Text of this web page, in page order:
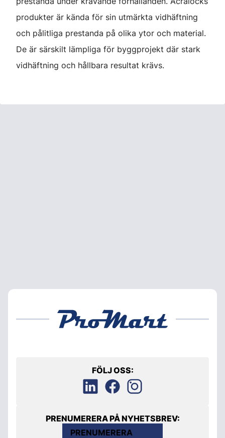
produkter är kända för sin utmärkta vidhäftning
och pålitliga prestanda på olika ytor och material.
De är särskilt lämpliga för byggprojekt där stark
vidhäftning och hållbara resultat krävs.
FÖLJ OSS:
PRENUMERERA PÅ NYHETSBREV:
PRENUMERERA